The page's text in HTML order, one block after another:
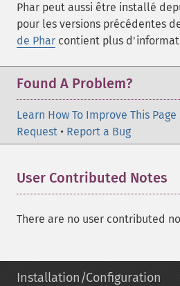
Phar peut aussi être installé
pour les versions précédentes
de Phar contient plus
Found A Problem?
Learn How To Improve This Page
Request • Report a Bug
User Contributed Notes
There are no user contributed
Installation/Configuration